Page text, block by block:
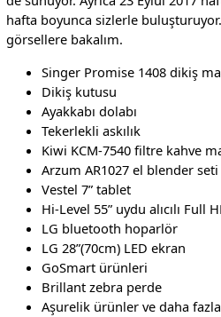
hafta boyunca sizlerle
görsellere bakalım.
Singer Promise 1408 dikiş
Dikiş kutusu
Ayakkabı dolabı
Tekerlekli askılık
Kiwi KCM-7540 filtre kahve
Arzum AR1027 el blender seti
Vestel 7” tablet
Hi-Level 55” uydu alıcılı Full
LG bluetooth hoparlör
LG 28”(70cm) LED ekran
GoSmart ürünleri
Brillant zebra perde
Aşurelik ürünler ve daha